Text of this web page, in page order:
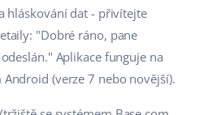
hláskování dat - přivítejte
"Dobré ráno, pane
Aplikace funguje na
(verze 7 nebo novější).